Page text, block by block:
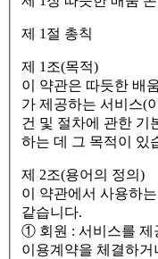
제 1절 총칙
제 1조(목적)
이 약관은 따듯한 배
가 제공하는 서비스(
건 및 절차에 관한 기
하는 데 그 목적이 있
제 2조(용어의 정의)
이 약관에서 사용하
같습니다.
① 회원 : 서비스를 제
이용계약을 체결하